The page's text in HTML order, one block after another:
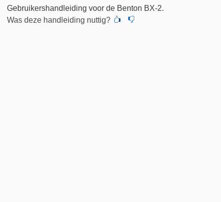
Gebruikershandleiding voor de Benton BX-2.
Was deze handleiding nuttig?